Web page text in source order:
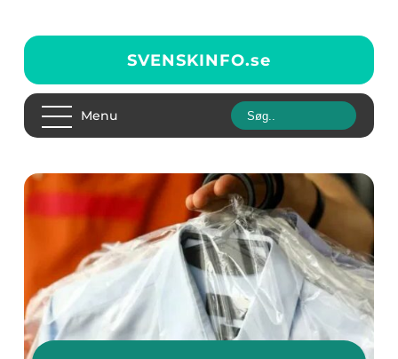
SVENSKINFO.se
Menu